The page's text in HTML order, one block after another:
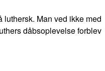
Man ved ikke med
dåbsoplevelse forblev